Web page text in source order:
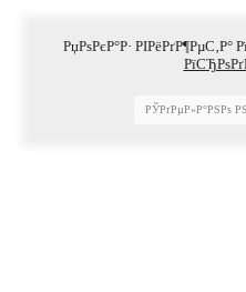
РџРѕРєР°Р· РІРёРґР¶РµС‚Р°
РЎРґРµР»Р°РЅРѕ